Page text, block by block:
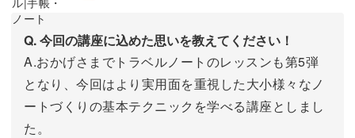
Q. 今回の講座に込めた思いを教えてください！
A.おかげさまでトラベルノートのレッスンも第5弾
となり、今回はより実用面を重視した大小様々なノ
ートづくりの基本テクニックを学べる講座としまし
た。